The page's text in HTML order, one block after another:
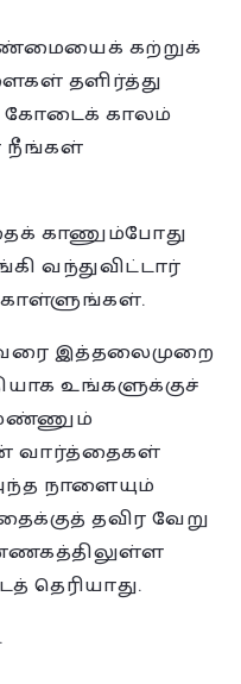
கற்றுக்
தளிர்த்து
காலம்
நீங்கள்
காணும்போது
வந்துவிட்டார்
இத்தலைமுறை
உங்களுக்குச்
வார்த்தைகள்
நாளையும்
தவிர வேறு
தெரியாது.